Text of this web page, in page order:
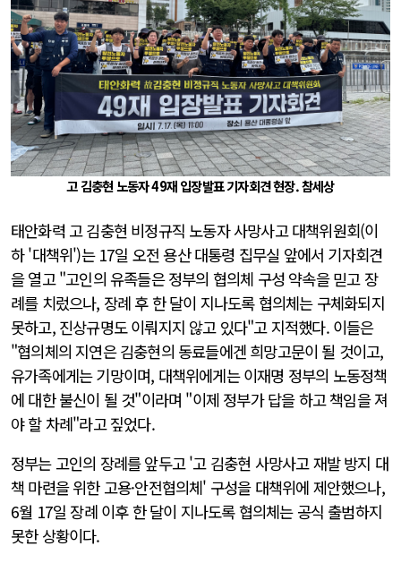
고 김충현 노동자 49재 입장발표 기자회견 현장. 참세상
태안화력 고 김충현 비정규직 노동자 사망사고 대책위원회(이
하 '대책위')는 17일 오전 용산 대통령 집무실 앞에서 기자회견
을 열고 "고인의 유족들은 정부의 협의체 구성 약속을 믿고 장
례를 치렀으나, 장례 후 한 달이 지나도록 협의체는 구체화되지
못하고, 진상규명도 이뤄지지 않고 있다"고 지적했다. 이들은
"협의체의 지연은 김충현의 동료들에겐 희망고문이 될 것이고,
유가족에게는 기망이며, 대책위에게는 이재명 정부의 노동정책
에 대한 불신이 될 것"이라며 "이제 정부가 답을 하고 책임을 져
야 할 차례"라고 짚었다.
정부는 고인의 장례를 앞두고 '고 김충현 사망사고 재발 방지 대
책 마련을 위한 고용·안전협의체' 구성을 대책위에 제안했으나,
6월 17일 장례 이후 한 달이 지나도록 협의체는 공식 출범하지
못한 상황이다.